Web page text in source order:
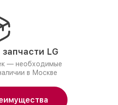
LG
— необходимые
в Москве